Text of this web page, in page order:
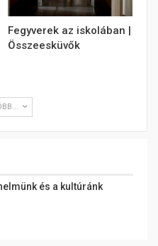
Fegyverek az iskolában |
Összeesküvők
és a kultúránk